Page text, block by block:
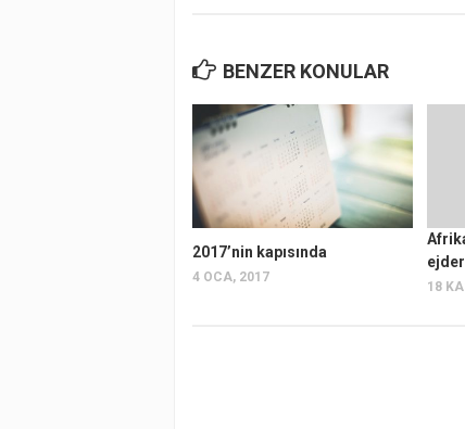
BENZER KONULAR
2017’nin kapısında
4 OCA, 2017
18